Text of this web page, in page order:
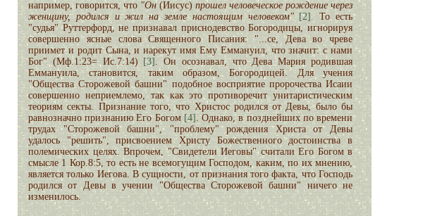
например, говорится, что "Он(Иисус) прошел человеческое рождение через
женщину, родился и жил на земле настоящим человеком"
[2] . То есть
"судья" Руттерфорд, не признавал приснодевство Богородицы, игнорируя
совершенно ясные слова Священного Писания: "...се, Дева во чреве
приимет и родит Сына, и нарекут имя Ему Еммануил, что значит: с нами
Бог" (Мф.1:23= Ис.7:14)
[3] . Он осознавал, что Дева Мария родившая
Еммануила, становится, таким образом, Богородицей. Для учения
"Общества Сторожевой башни" подобное восприятие пророчества Исаии
совершенно неприемлемо, так как это противоречит унитаристическим
теориям секты. Признание того, что Христос родился от Девы, было бы
равнозначно признанию Его Богом [4] . Однако, в позднейших по времени
трудах "Сторожевой башни", "проблему" рождения Христа от Девы
удалось "решить", присвоением Христу Божественного достоинства в
полемических целях. Впрочем, "Свидетели Иеговы" считали Его Богом в
смысле 1 Кор.8:5, то есть не всемогущим Господом, каким, по их мнению,
является только Иегова. В сущности, от признания того факта, что Господь
родился от Девы в учении "Общества Сторожевой башни" ничего не
изменилось.